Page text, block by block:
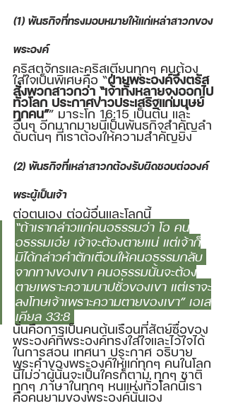
(1) พันธกิจที่ทรงมอบหมายให้แก่เหล่าสาวกของ
พระองค์
คริสตจักรและคริสเตียนทุกๆ คนต้อง
ใส่ใจเป็นพิเศษคือ “ฝ่ายพระองค์จึงตรัส
สั่งพวกสาวกว่า “เจ้าทั้งหลายจงออกไป
ทั่วโลก ประกาศข่าวประเสริฐแก่มนุษย์
ทุกคน”” มาระโก 16:15 เป็นต้น และ
อื่นๆ อีกมากมายนี่เป็นพันธกิจสำคัญลำ
ดับต้นๆ ที่เราต้องให้ความสำคัญยิ่ง
(2) พันธกิจที่เหล่าสาวกต้องรับผิดชอบต่อองค์
พระผู้เป็นเจ้า
ต่อตนเอง ต่อผู้อื่นและโลกนี้
“ถ้าเรากล่าวแก่คนอธรรมว่า โอ คน
อธรรมเอ๋ย เจ้าจะต้องตายแน่ แต่เจ้าก็
มิได้กล่าวคำตักเตือนให้คนอธรรมกลับ
จากทางของเขา คนอธรรมนั้นจะต้อง
ตายเพราะความบาปชั่วของเขา แต่เราจะ
ลงโทษเจ้าเพราะความตายของเขา” เอเส
เคียล 33:8
นั่นคือการเป็นคนต้นเรือนที่สัตย์ซื่อของ
พระองค์ที่พระองค์ทรงใส่ใจและไว้ใจได้
ในการสอน เทศนา ประกาศ อธิบาย
พระคำของพระองค์ให้แก่ทุกๆ คนในโลก
นี้ไม่ว่าผู้นั้นจะเป็นใครก็ตาม ทุกๆ ชาติ
ทุกๆ ภาษาในทุกๆ หนแห่งทั่วโลกนี้เรา
คือคนยามของพระองค์นั่นเอง